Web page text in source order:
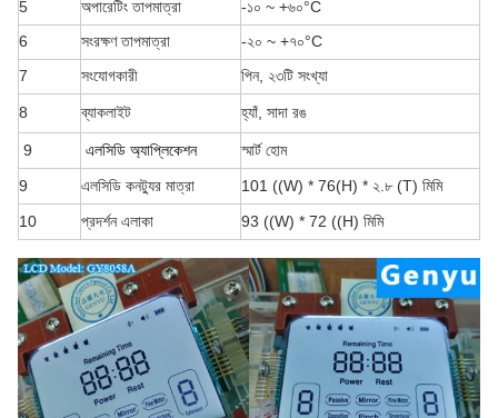
5 অপারেটিং তাপমাত্রা -১০ ~ +৬০°C
6
সংরক্ষণ তাপমাত্রা -২০ ~ +৭০°C
7
সংযোগকারী পিন, ২৩টি সংখ্যা
8 ব্যাকলাইট হ্যাঁ, সাদা রঙ
9 এলসিডি অ্যাপ্লিকেশন
স্মার্ট হোম
9
এলসিডি কনট্যুর মাত্রা 101 ((W) * 76(H) * ২.৮ (T) মিমি
10
প্রদর্শন এলাকা 93 ((W) * 72 ((H) মিমি